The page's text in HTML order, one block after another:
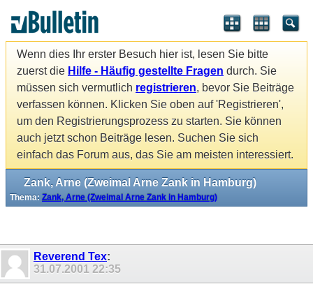
Wenn dies Ihr erster Besuch hier ist, lesen Sie bitte
zuerst die Hilfe - Häufig gestellte Fragen durch. Sie
müssen sich vermutlich registrieren, bevor Sie Beiträge
verfassen können. Klicken Sie oben auf 'Registrieren',
um den Registrierungsprozess zu starten. Sie können
auch jetzt schon Beiträge lesen. Suchen Sie sich
einfach das Forum aus, das Sie am meisten interessiert.
Zank, Arne (Zweimal Arne Zank in Hamburg)
Thema: Zank, Arne (Zweimal Arne Zank in Hamburg)
Reverend Tex:
31.07.2001 22:35